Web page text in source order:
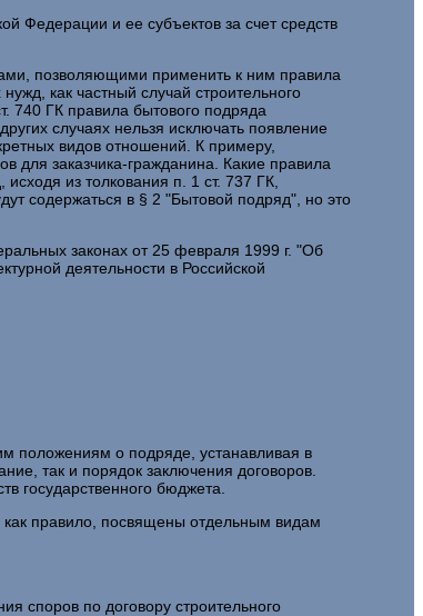
Федерации и ее субъектов за счет средств
позволяющими применить к ним правила
как частный случай строительного
740 ГК правила бытового подряда
случаях нельзя исключать появление
видов отношений. К примеру,
для заказчика-гражданина. Какие правила
из толкования п. 1 ст. 737 ГК,
содержаться в § 2 "Бытовой подряд", но это
законах от 25 февраля 1999 г. "Об
деятельности в Российской
положениям о подряде, устанавливая в
так и порядок заключения договоров.
государственного бюджета.
правило, посвящены отдельным видам
споров по договору строительного